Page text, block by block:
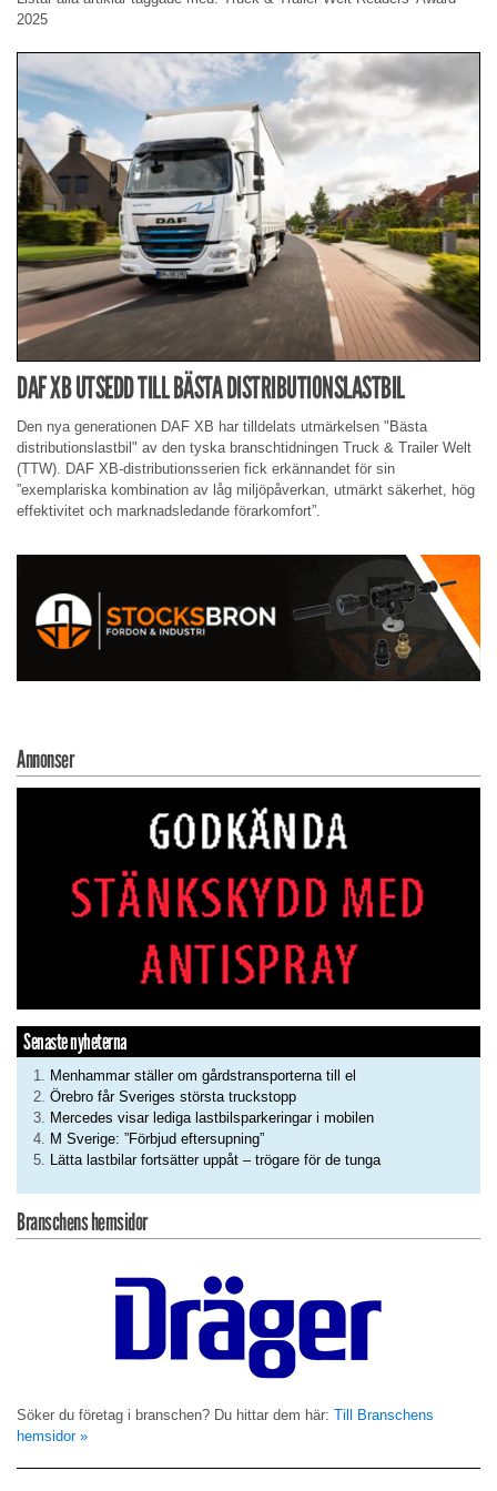
2025
DAF XB UTSEDD TILL BÄSTA DISTRIBUTIONSLASTBIL
Den nya generationen DAF XB har tilldelats utmärkelsen "Bästa
distributionslastbil" av den tyska branschtidningen Truck & Trailer Welt
(TTW). DAF XB-distributionsserien fick erkännandet för sin
”exemplariska kombination av låg miljöpåverkan, utmärkt säkerhet, hög
effektivitet och marknadsledande förarkomfort”.
Annonser
Senaste nyheterna
Menhammar ställer om gårdstransporterna till el
Örebro får Sveriges största truckstopp
Mercedes visar lediga lastbilsparkeringar i mobilen
M Sverige: ”Förbjud eftersupning”
Lätta lastbilar fortsätter uppåt – trögare för de tunga
Branschens hemsidor
Söker du företag i branschen? Du hittar dem här: Till Branschens
hemsidor »